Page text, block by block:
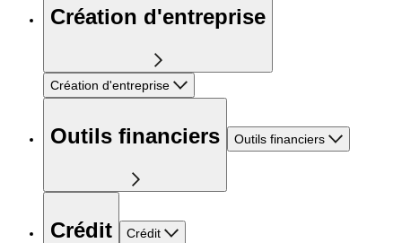
Création d'entreprise
Création d'entreprise
Outils financiers Outils financiers
Crédit Crédit